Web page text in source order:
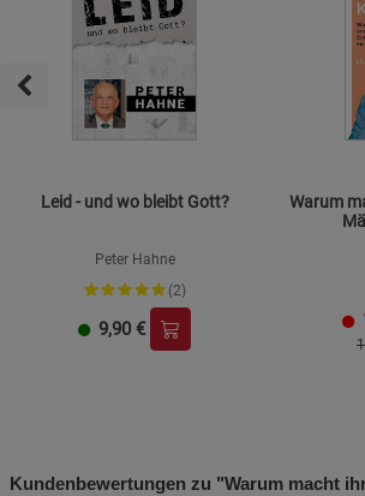
Leid - und wo bleibt Gott?
Peter Hahne
(2)
9,90 €
Warum
Kundenbewertungen zu "Warum macht